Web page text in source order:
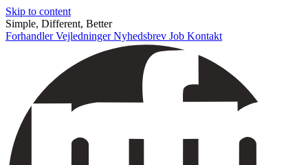
Skip to content
Simple, Different, Better
ForhandlerVejledningerNyhedsbrev Job Kontakt